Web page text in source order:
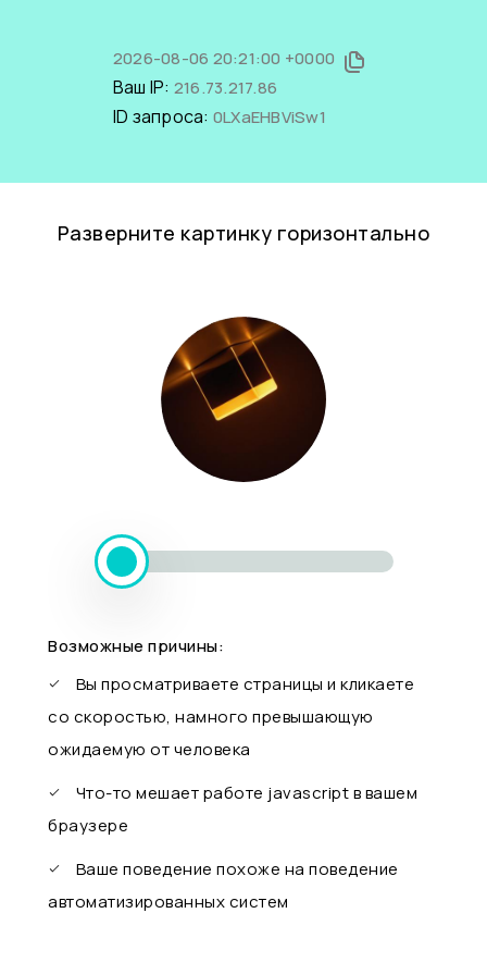
2026-08-06 20:21:00 +0000
Ваш IP: 216.73.217.86
ID запроса: 0LXaEHBViSw1
Разверните картинку горизонтально
Возможные причины:
Вы просматриваете страницы и кликаете
со скоростью, намного превышающую
ожидаемую от человека
Что-то мешает работе javascript в вашем
браузере
Ваше поведение похоже на поведение
автоматизированных систем